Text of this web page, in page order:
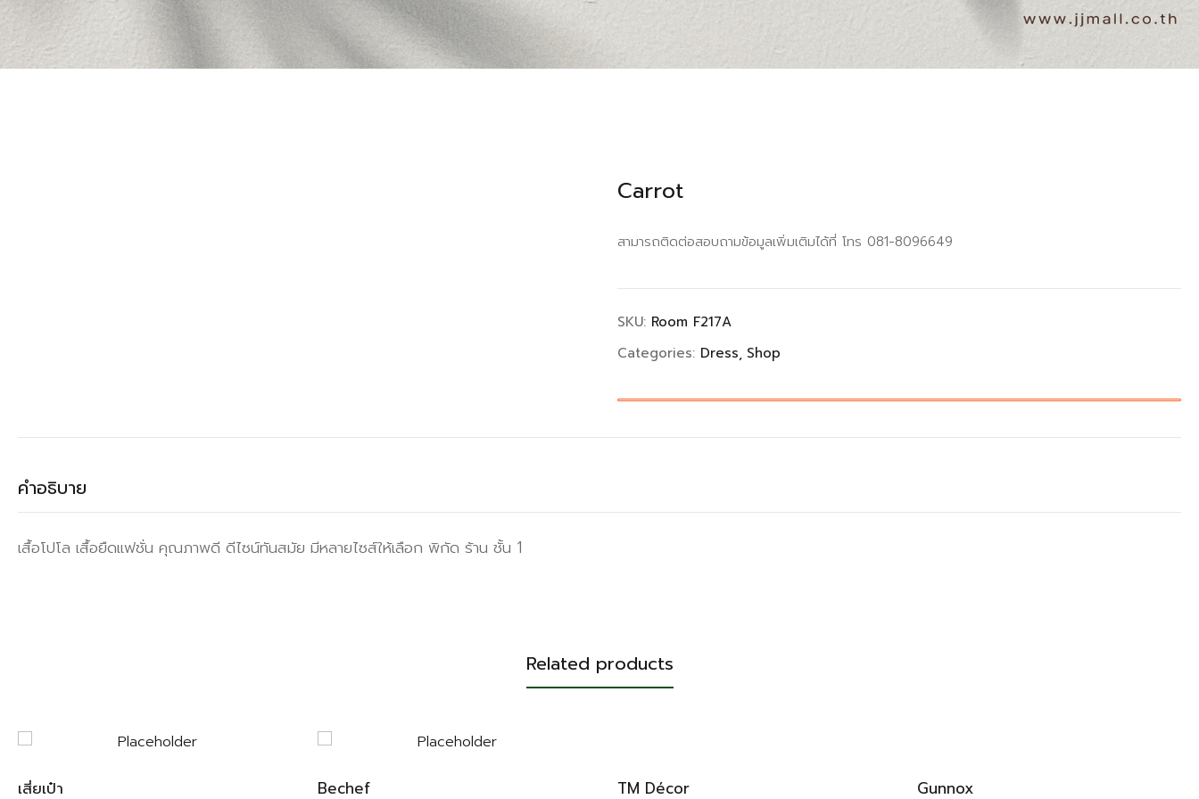
Carrot
สามารถติดต่อสอบถามข้อมูลเพิ่มเติมได้ที่ โทร 081-8096649
SKU: Room F217A
Categories: Dress Shop
คำอธิบาย
เสื้อโปโล เสื้อยืดแฟชั่น คุณภาพดี ดีไซน์ทันสมัย มีหลายไซส์ให้เลือก พิกัด ร้าน ชั้น 1
Related products
เสี่ยเป๋า Bechef TM Décor Gunnox